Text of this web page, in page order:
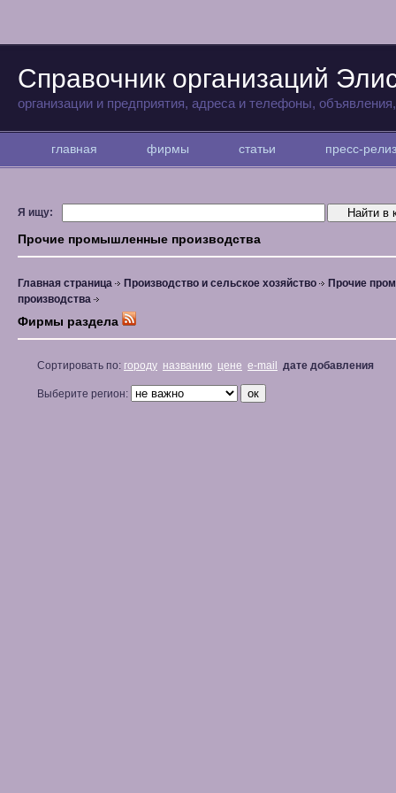
Справочник организаций
организации и предприятия, адреса и телефоны,
главная фирмы статьи пресс-
Я ищу:
Прочие промышленные производства
Главная страница Производство и сельское хозяйство
Прочие
производства
Фирмы раздела
Сортировать по: городу названию цене e-mail дате добавления
Выберите регион: